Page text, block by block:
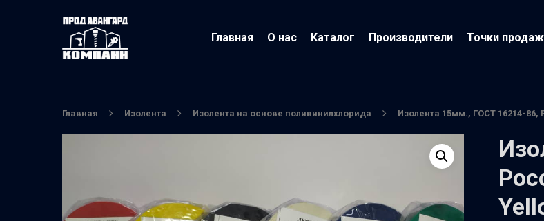
Главная О нас Каталог Производители Точки продаж
Главная Изолента Изолента на основе поливинилхлорида Изолента 15мм., ГОСТ 16214-86,